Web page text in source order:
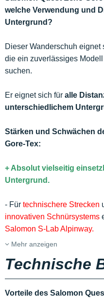
welche Verwendung und
Untergrund?
Dieser Wanderschuh eignet
die ein zuverlässiges
suchen.
Er eignet sich für alle
unterschiedlichem
Stärken und Schwächen
Gore-Tex:
+ Absolut vielseitig
Untergrund.
- Für technischere Strecken
innovativen Schnürsystems
Salomon S-Lab Alpinway.
Mehr anzeigen
Technische
Vorteile des Salomon